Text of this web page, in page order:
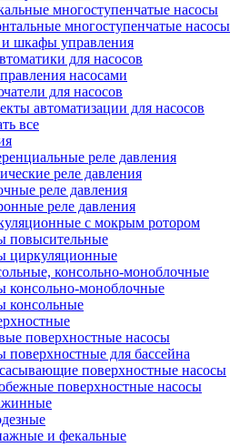
многоступенчатые насосы
многоступенчатые насосы
шкафы управления
для насосов
насосами
для насосов
автоматизации для насосов
все
реле давления
реле давления
реле давления
реле давления
с мокрым ротором
повысительные
циркуляционные
консольно-моноблочные
консольно-моноблочные
консольные
поверхностные насосы
поверхностные для бассейна
поверхностные насосы
поверхностные насосы
и фекальные